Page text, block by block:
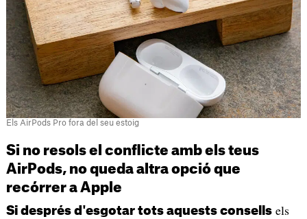
Els AirPods Pro fora del seu estoig
Si no resols el conflicte amb els teus
AirPods, no queda altra opció que
recórrer a Apple
Si després d'esgotar tots aquests consellsels